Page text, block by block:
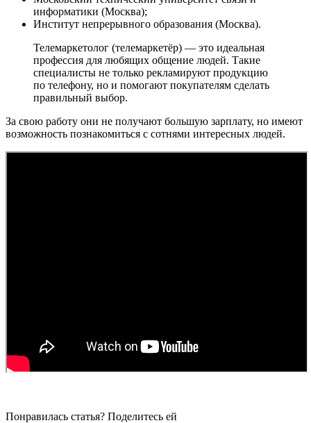
информатики (Москва);
Институт непрерывного образования (Москва).
Телемаркетолог (телемаркетёр) — это идеальная
профессия для любящих общение людей. Такие
специалисты не только рекламируют продукцию
по телефону, но и помогают покупателям сделать
правильный выбор.
За свою работу они не получают большую зарплату, но имеют
возможность познакомиться с сотнями интересных людей.
Понравилась статья? Поделитесь ей